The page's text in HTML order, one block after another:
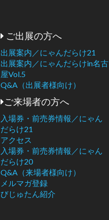
ご出展の方へ
出展案内／にゃんだらけ21
出展案内／にゃんだらけin名古
屋Vol.5
Q&A（出展者様向け）
ご来場者の方へ
入場券・前売券情報／にゃん
だらけ21
アクセス
入場券・前売券情報／にゃん
だらけ20
Q&A（来場者様向け）
メルマガ登録
びじゅたん紹介